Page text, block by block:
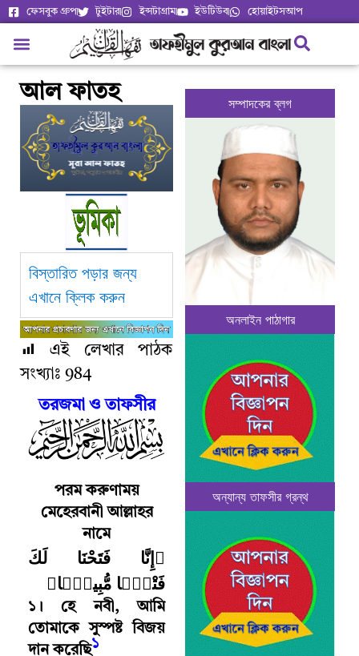
ফেসবুক গ্রুপ টুইটার ইন্সটাগ্রাম ইউটিউব হোয়াইটসআপ
আল ফাতহ
বিস্তারিত পড়ার জন্য
এখানে ক্লিক করুন
এই লেখার পাঠক
সংখ্যাঃ 984
তরজমা ও তাফসীর
পরম করুণাময়
মেহেরবানী আল্লাহর
নামে
﴿إِنَّا فَتَحْنَا لَكَ
فَتْحًۭا مُّبِينًۭا﴾
১ । হে নবী,আমি
তোমাকে সুস্পষ্ট বিজয়
দান করেছি১
সম্পাদকের ব্লগ
অনলাইন পাঠাগার
অন্যান্য তাফসীর গ্রন্থ